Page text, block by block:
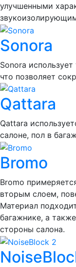
улучшенными
Sonora
Sonora
что позволяет
Qattara
Qattara
салоне, пол в
Bromo
Bromo
вторым слоем,
Материал
багажнике, а
стороны салона.